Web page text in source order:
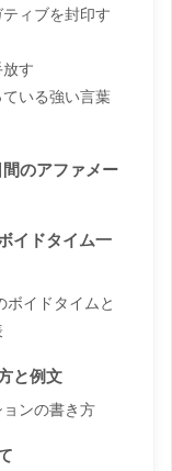
ィブを封印す
す
いる強い言葉
のアファメー
イドタイム一
ボイドタイムと
と例文
ンの書き方